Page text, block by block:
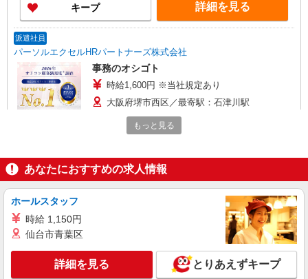
キープ 詳細を見る
派遣社員
パーソルエクセルHRパートナーズ株式会社
事務のオシゴト
時給1,600円 ※当社規定あり
大阪府堺市西区／最寄駅：石津川駅
派遣社員
パーソルエクセルHRパートナーズ株式会社
大阪府堺市西区／最寄駅：石津川駅
キープ 詳細を見る
もっと見る
あなたにおすすめの求人情報
ホールスタッフ
時給 1,150円
仙台市青葉区
詳細を見る とりあえずキープ